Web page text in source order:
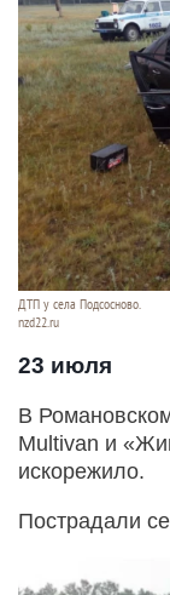
ДТП у села Подсосново.
nzd22.ru
23 июля
В
Multivan и
искорежило.
Пострадали